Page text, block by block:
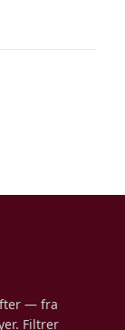
— fra
Filtrer